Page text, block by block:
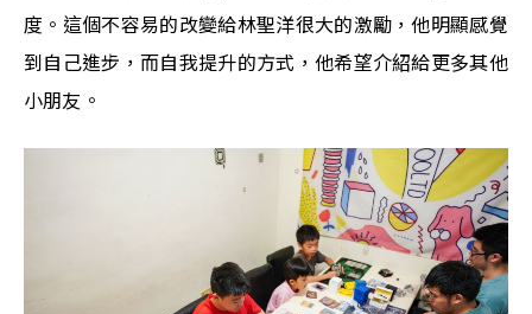
度。這個不容易的改變給林聖洋很大的激勵，他明顯感覺
到自己進步，而自我提升的方式，他希望介紹給更多其他
小朋友。